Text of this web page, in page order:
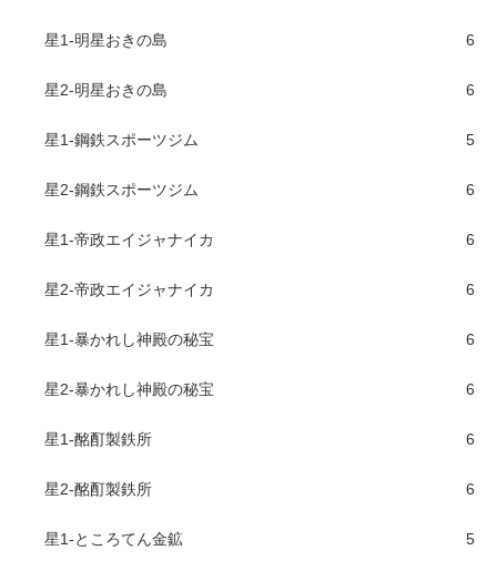
星1-明星おきの島 6
星2-明星おきの島 6
星1-鋼鉄スポーツジム 5
星2-鋼鉄スポーツジム 6
星1-帝政エイジャナイカ 6
星2-帝政エイジャナイカ 6
星1-暴かれし神殿の秘宝 6
星2-暴かれし神殿の秘宝 6
星1-酩酊製鉄所 6
星2-酩酊製鉄所 6
星1-ところてん金鉱 5